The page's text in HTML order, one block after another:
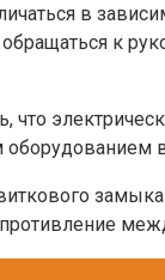
в
к
что